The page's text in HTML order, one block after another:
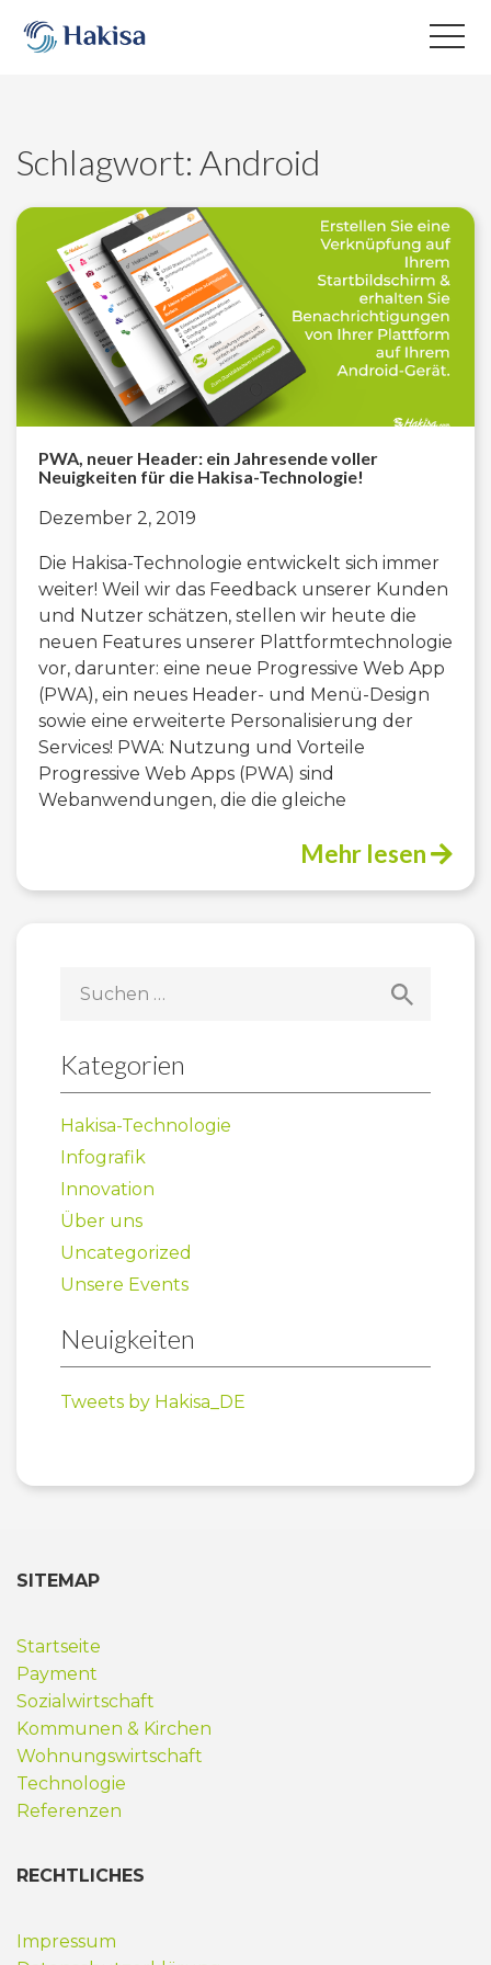
content
Schlagwort: Android
PWA, neuer Header: ein Jahresende voller
Neuigkeiten für die Hakisa-Technologie!
Dezember 2, 2019
Die Hakisa-Technologie entwickelt sich immer
weiter! Weil wir das Feedback unserer Kunden
und Nutzer schätzen, stellen wir heute die
neuen Features unserer Plattformtechnologie
vor, darunter: eine neue Progressive Web App
(PWA), ein neues Header- und Menü-Design
sowie eine erweiterte Personalisierung der
Services! PWA: Nutzung und Vorteile
Progressive Web Apps (PWA) sind
Webanwendungen, die die gleiche
Mehr lesen
nach:
Kategorien
Hakisa-Technologie
Infografik
Innovation
Über uns
Uncategorized
Unsere Events
Neuigkeiten
Tweets by Hakisa_DE
SITEMAP
Startseite
Payment
Sozialwirtschaft
Kommunen & Kirchen
Wohnungswirtschaft
Technologie
Referenzen
RECHTLICHES
Impressum